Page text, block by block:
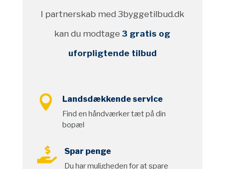
I partnerskab med 3byggetilbud.dk
kan du modtage3 gratis og
uforpligtende tilbud
 Landsdækkende service
Find en håndværker tæt på din
bopæl
 Spar penge
Du har muligheden for at spare